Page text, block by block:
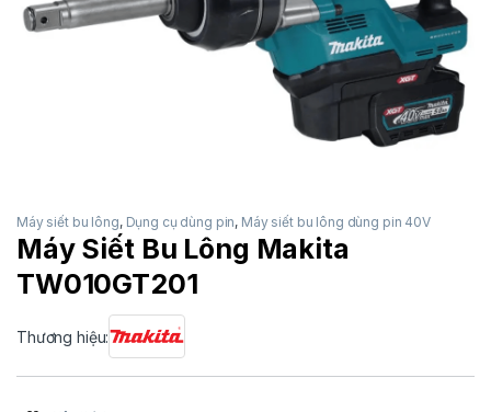
Máy siết bu lông, Dụng cụ dùng pin, Máy siết bu lông dùng pin 40V
Máy Siết Bu Lông Makita
TW010GT201
Thương hiệu: